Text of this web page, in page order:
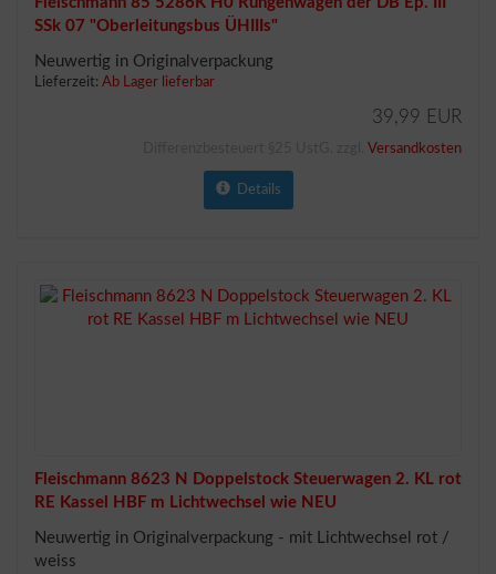
SSk 07 "Oberleitungsbus ÜHIIIs"
Neuwertig in Originalverpackung
Lieferzeit: Ab Lager lieferbar
39,99 EUR
Versandkosten
Details
Fleischmann 8623 N Doppelstock Steuerwagen 2. KL rot
RE Kassel HBF m Lichtwechsel wie NEU
Neuwertig in Originalverpackung - mit Lichtwechsel rot /
weiss